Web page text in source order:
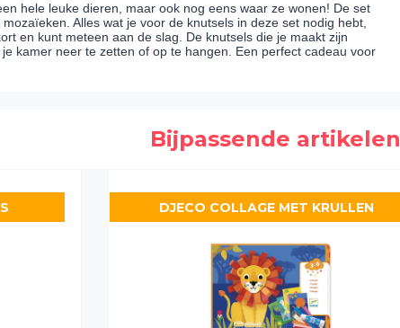
hele leuke dieren, maar ook nog eens waar ze wonen! De set
Alles wat je voor de knutsels in deze set nodig hebt,
en kunt meteen aan de slag. De knutsels die je maakt zijn
kamer neer te zetten of op te hangen. Een perfect cadeau voor
Bijpassende artikelen
DJECO COLLAGE MET KRULLEN